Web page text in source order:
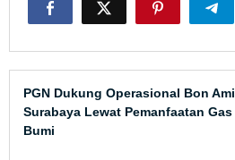
PGN Dukung Operasional Bon Ami
Surabaya Lewat Pemanfaatan Gas
Bumi